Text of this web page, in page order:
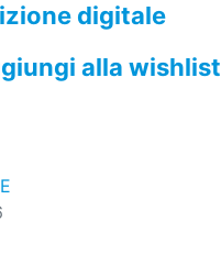
digitale
alla wishlist